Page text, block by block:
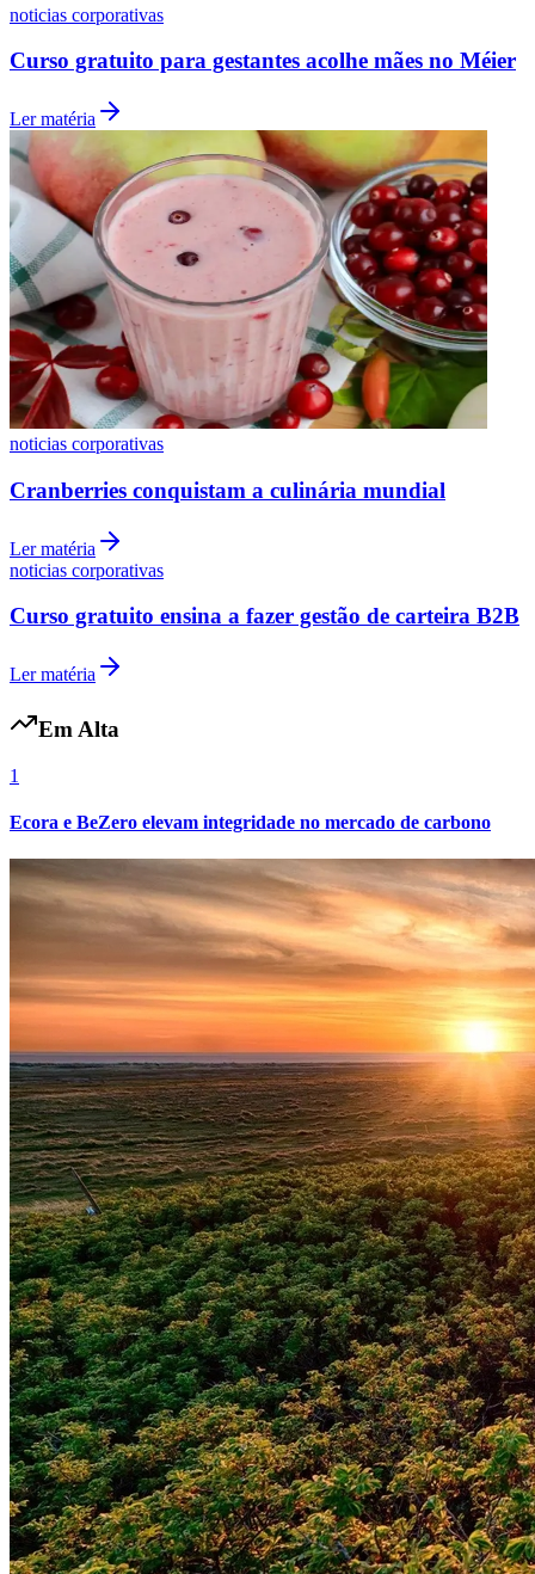
Vasco
noticias corporativas
Curso gratuito para gestantes acolhe mães no Méier
Ler matéria
noticias corporativas
Cranberries conquistam a culinária mundial
Ler matéria
noticias corporativas
Curso gratuito ensina a fazer gestão de carteira B2B
Ler matéria
Em Alta
1
Ecora e BeZero elevam integridade no mercado de carbono